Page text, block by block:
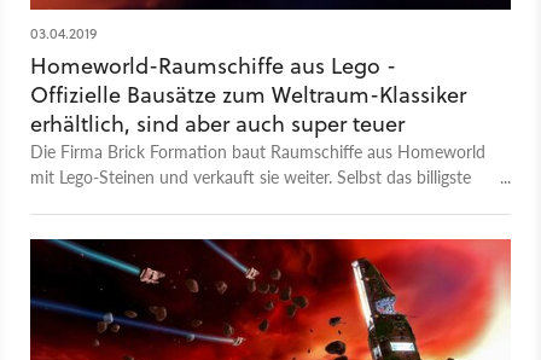
03.04.2019
Homeworld-Raumschiffe aus Lego -
Offizielle Bausätze zum Weltraum-Klassiker
erhältlich, sind aber auch super teuer
Die Firma Brick Formation baut Raumschiffe aus Homeworld
mit Lego-Steinen und verkauft sie weiter. Selbst das billigste